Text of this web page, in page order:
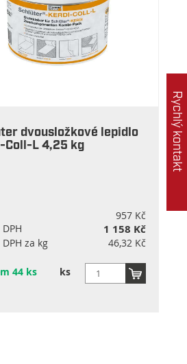
dvousložkové lepidlo
Coll-L 4,25 kg
957 Kč
1 158 Kč
za kg 46,32 Kč
44 ks ks
Rychlý kontakt